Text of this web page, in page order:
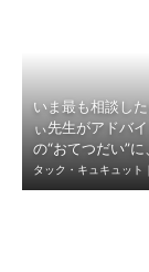
いま最も相談し
ぃ先生がアドバ
の“おてつだい”
タック・キュキュット